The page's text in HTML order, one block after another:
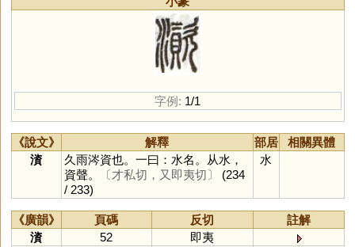
字例: 1/1
《說文》 解釋 部居
相關異體
澬
久雨涔資也。一曰：水名。从水，
資聲。
〔才私切，又即夷切〕
(234
/ 233)
水
《廣韻》 頁碼 反切
註解
澬
52
即夷